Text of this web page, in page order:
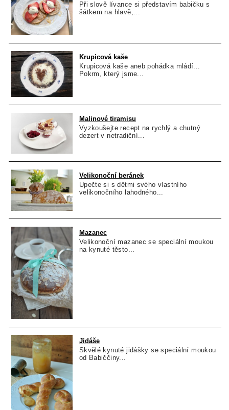
Při slově lívance si představím babičku s
šátkem na hlavě,...
Krupicová kaše
Krupicová kaše aneb pohádka mládí...
Pokrm, který jsme...
Malinové tiramisu
Vyzkoušejte recept na rychlý a chutný
dezert v netradiční...
Velikonoční beránek
Upečte si s dětmi svého vlastního
velikonočního lahodného...
Mazanec
Velikonoční mazanec se speciální moukou
na kynuté těsto...
Jidáše
Skvělé kynuté jidášky se speciální moukou
od Babiččiny...